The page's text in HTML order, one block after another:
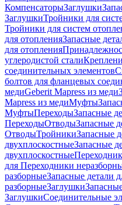
КомпенсаторыЗаглушки
ЗаглушкиТройники для
Тройники для систем
для отопленияЗапасные
для отопления
углеродистой стали
соединительных элементов
болтов для фланцевых
медиGeberit Mapress из меди
Mapress из медиМуфты
МуфтыПереходыЗапасные
ПереходыОтводыЗапасные
ОтводыТройникиЗапасные
двухплоскостныеЗапасные
двухплоскостные
для Переходники
разборныеЗапасные детали
разборныеЗаглушки
ЗаглушкиСоединительные